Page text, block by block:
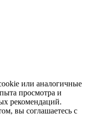
или аналогичные
просмотра и
рекомендаций.
вы соглашаетесь с